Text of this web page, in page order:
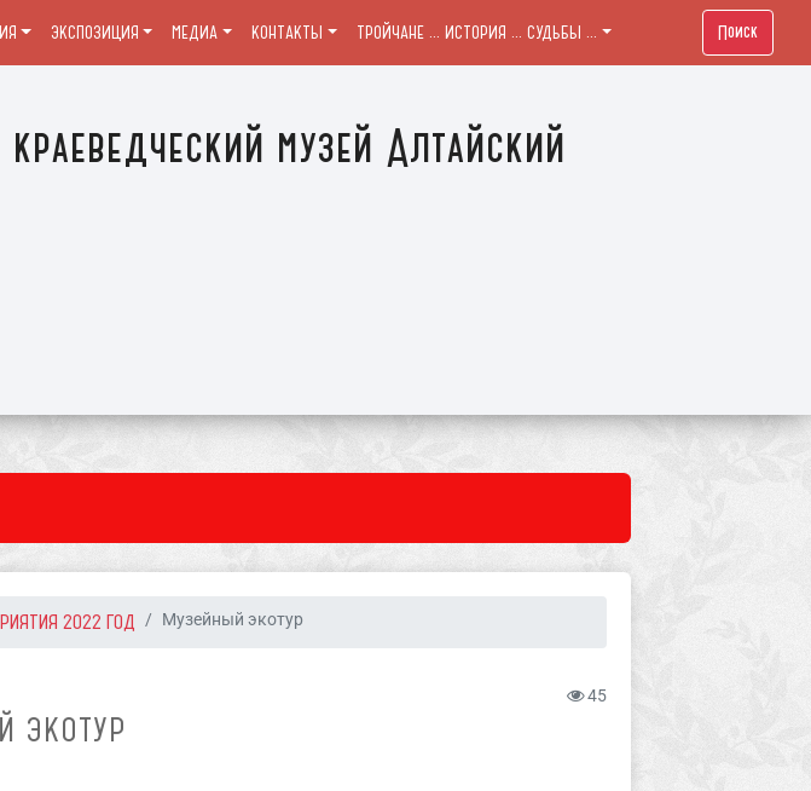
музей Алтайский
ЭКСПОЗИЦИЯ МЕДИА КОНТАКТЫ ТРОЙЧАНЕ ... ИСТОРИЯ ... СУДЬБЫ ... Поиск
2022 ГОД Музейный экотур
45
ЭКОТУР